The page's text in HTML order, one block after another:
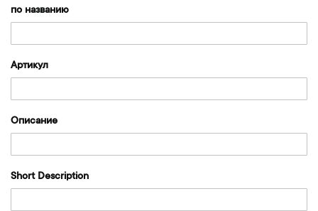
по названию
Артикул
Описание
Short Description